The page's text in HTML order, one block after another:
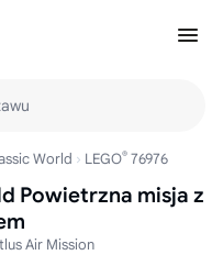
World LEGO® 76976
Powietrzna misja z
Air Mission